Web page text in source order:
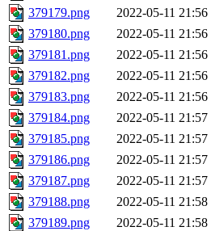
379179.png
2022-05-11 21:56
379180.png
2022-05-11 21:56
379181.png
2022-05-11 21:56
379182.png
2022-05-11 21:56
379183.png
2022-05-11 21:56
379184.png
2022-05-11 21:57
379185.png
2022-05-11 21:57
379186.png
2022-05-11 21:57
379187.png
2022-05-11 21:57
379188.png
2022-05-11 21:58
379189.png
2022-05-11 21:58